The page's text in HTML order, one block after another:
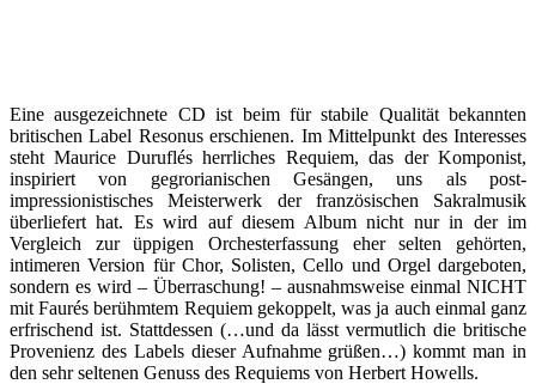
Eine ausgezeichnete CD ist beim für stabile Qualität bekannten
britischen Label Resonus erschienen. Im Mittelpunkt des Interesses
steht Maurice Duruflés herrliches Requiem, das der Komponist,
inspiriert von gegrorianischen Gesängen, uns als post-
impressionistisches Meisterwerk der französischen Sakralmusik
überliefert hat. Es wird auf diesem Album nicht nur in der im
Vergleich zur üppigen Orchesterfassung eher selten gehörten,
intimeren Version für Chor, Solisten, Cello und Orgel dargeboten,
sondern es wird – Überraschung! – ausnahmsweise einmal NICHT
mit Faurés berühmtem Requiem gekoppelt, was ja auch einmal ganz
erfrischend ist. Stattdessen (…und da lässt vermutlich die britische
Provenienz des Labels dieser Aufnahme grüßen…) kommt man in
den sehr seltenen Genuss des Requiems von Herbert Howells.